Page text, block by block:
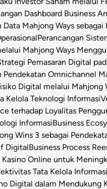
Dashboard Business
Data Mahjong Ways sebagai
Perancangan
Mahjong Ways
Pemasaran Digital
Pendekatan Omnichannel
Digital melalui Mahjong
Kelola Teknologi Informasi
terhadap Loyalitas
InformasiBusiness
Wins 3 sebagai
DigitalBusiness Process
Online untuk
Tata Kelola
Digital dalam Mendukung